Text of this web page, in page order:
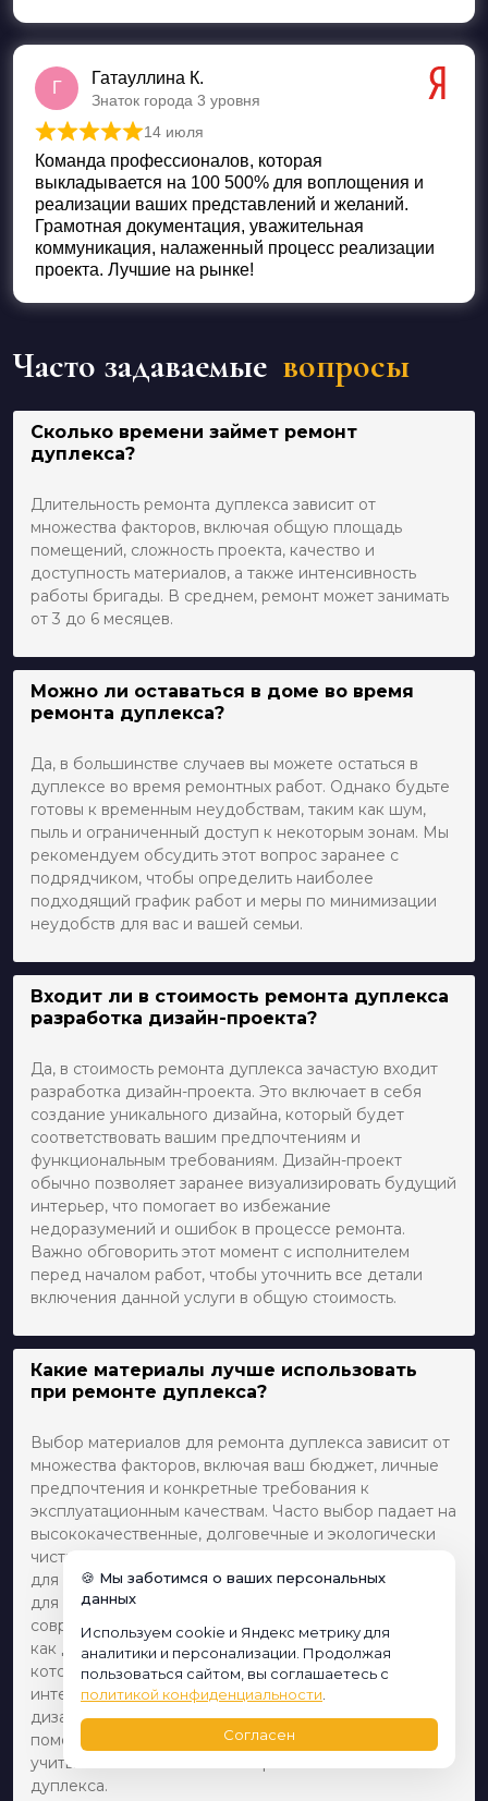
Г
Гатауллина К.
Знаток города 3 уровня
Оценка 5 из 5
14 июля
Команда профессионалов, которая
выкладывается на 100 500% для воплощения и
реализации ваших представлений и желаний.
Грамотная документация, уважительная
коммуникация, налаженный процесс реализации
проекта. Лучшие на рынке!
Часто задаваемые вопросы
Сколько времени займет ремонт
дуплекса?
Длительность ремонта дуплекса зависит от
множества факторов, включая общую площадь
помещений, сложность проекта, качество и
доступность материалов, а также интенсивность
работы бригады. В среднем, ремонт может занимать
от 3 до 6 месяцев.
Можно ли оставаться в доме во время
ремонта дуплекса?
Да, в большинстве случаев вы можете остаться в
дуплексе во время ремонтных работ. Однако будьте
готовы к временным неудобствам, таким как шум,
пыль и ограниченный доступ к некоторым зонам. Мы
рекомендуем обсудить этот вопрос заранее с
подрядчиком, чтобы определить наиболее
подходящий график работ и меры по минимизации
неудобств для вас и вашей семьи.
Входит ли в стоимость ремонта дуплекса
разработка дизайн-проекта?
Да, в стоимость ремонта дуплекса зачастую входит
разработка дизайн-проекта. Это включает в себя
создание уникального дизайна, который будет
соответствовать вашим предпочтениям и
функциональным требованиям. Дизайн-проект
обычно позволяет заранее визуализировать будущий
интерьер, что помогает во избежание
недоразумений и ошибок в процессе ремонта.
Важно обговорить этот момент с исполнителем
перед началом работ, чтобы уточнить все детали
включения данной услуги в общую стоимость.
Какие материалы лучше использовать
при ремонте дуплекса?
Выбор материалов для ремонта дуплекса зависит от
множества факторов, включая ваш бюджет, личные
предпочтения и конкретные требования к
эксплуатационным качествам. Часто выбор падает на
высококачественные, долговечные и экологически
чистые материалы. Например, натуральное дерево
для пола или керамическая плитка высокого класса
для ванных комнат и кухни. Также стоит учесть
современные виды отделочных материалов, такие
как декоративная штукатурка или жидкие обои,
которые могут добавить уникальности вашему
интерьеру. Обязательно проконсультируйтесь с
дизайнером или архитектором, который может
помочь выбрать наиболее подходящие материалы,
учитывая особенности планировки и вашего
дуплекса.
🍪 Мы заботимся о ваших персональных
данных
Используем cookie и Яндекс метрику для
аналитики и персонализации. Продолжая
пользоваться сайтом, вы соглашаетесь с
политикой конфиденциальности
Согласен